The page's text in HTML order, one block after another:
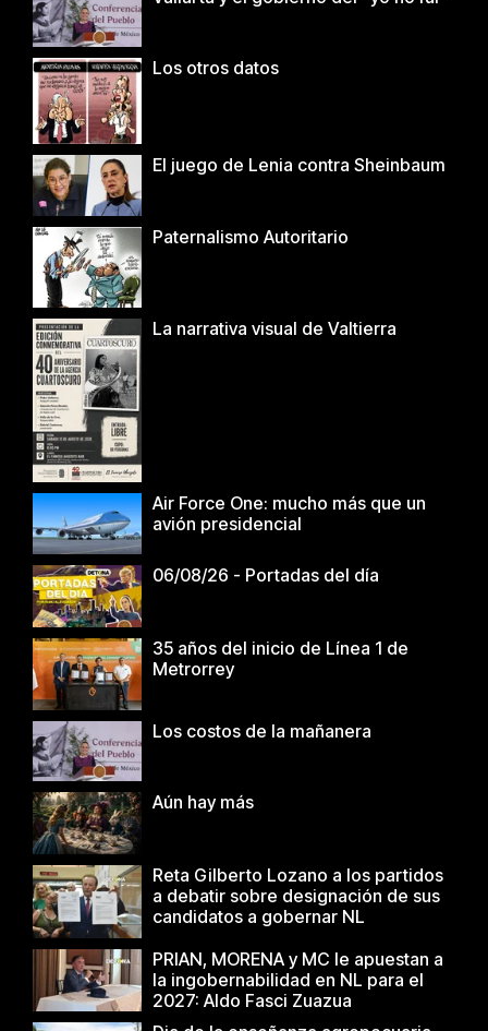
Los otros datos
El juego de Lenia contra Sheinbaum
Paternalismo Autoritario
La narrativa visual de Valtierra
Air Force One: mucho más que un
avión presidencial
06/08/26 - Portadas del día
35 años del inicio de Línea 1 de
Metrorrey
Los costos de la mañanera
Aún hay más
Reta Gilberto Lozano a los partidos
a debatir sobre designación de sus
candidatos a gobernar NL
PRIAN, MORENA y MC le apuestan a
la ingobernabilidad en NL para el
2027: Aldo Fasci Zuazua